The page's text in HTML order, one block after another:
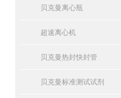
贝克曼离心瓶
超速离心机
贝克曼热封快封管
贝克曼标准测试试剂